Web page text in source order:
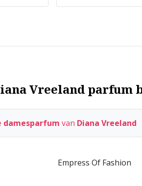
Vreeland parfum
damesparfum van Diana Vreeland
Empress Of Fashion